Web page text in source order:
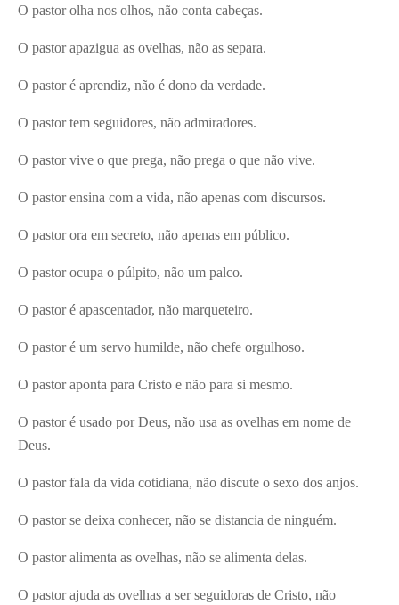
O pastor olha nos olhos, não conta cabeças.
O pastor apazigua as ovelhas, não as separa.
O pastor é aprendiz, não é dono da verdade.
O pastor tem seguidores, não admiradores.
O pastor vive o que prega, não prega o que não vive.
O pastor ensina com a vida, não apenas com discursos.
O pastor ora em secreto, não apenas em público.
O pastor ocupa o púlpito, não um palco.
O pastor é apascentador, não marqueteiro.
O pastor é um servo humilde, não chefe orgulhoso.
O pastor aponta para Cristo e não para si mesmo.
O pastor é usado por Deus, não usa as ovelhas em nome de
Deus.
O pastor fala da vida cotidiana, não discute o sexo dos anjos.
O pastor se deixa conhecer, não se distancia de ninguém.
O pastor alimenta as ovelhas, não se alimenta delas.
O pastor ajuda as ovelhas a ser seguidoras de Cristo, não